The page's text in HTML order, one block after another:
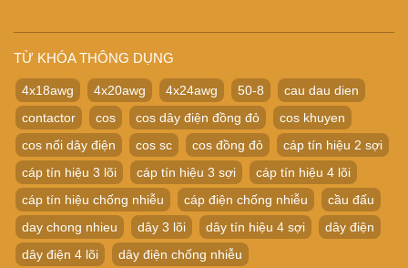
TỪ KHÓA THÔNG DỤNG
4x18awg 4x20awg 4x24awg 50-8
cau dau dien
contactor
cos cos dây điện đồng đỏ
cos khuyen
cos nối dây điện
cos sc cos đồng đỏ
cáp tín hiệu 2 sợi
cáp tín hiệu 3 lõi
cáp tín hiệu 3 sợi
cáp tín hiệu 4 lõi
cáp tín hiệu chống nhiễu
cáp điện chống nhiễu
cầu đấu
day chong nhieu
dây 3 lõi dây tín hiệu 4 sợi
dây điện
dây điện 4 lõi
dây điện chống nhiễu